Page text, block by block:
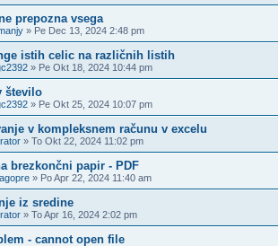
prepozna vsega
» Pe Dec 13, 2024 2:48 pm
istih celic na različnih listih
» Pe Okt 18, 2024 10:44 pm
število
» Pe Okt 25, 2024 10:07 pm
v kompleksnem računu v excelu
» To Okt 22, 2024 11:02 pm
brezkončni papir - PDF
» Po Apr 22, 2024 11:40 am
iz sredine
» To Apr 16, 2024 2:02 pm
- cannot open file